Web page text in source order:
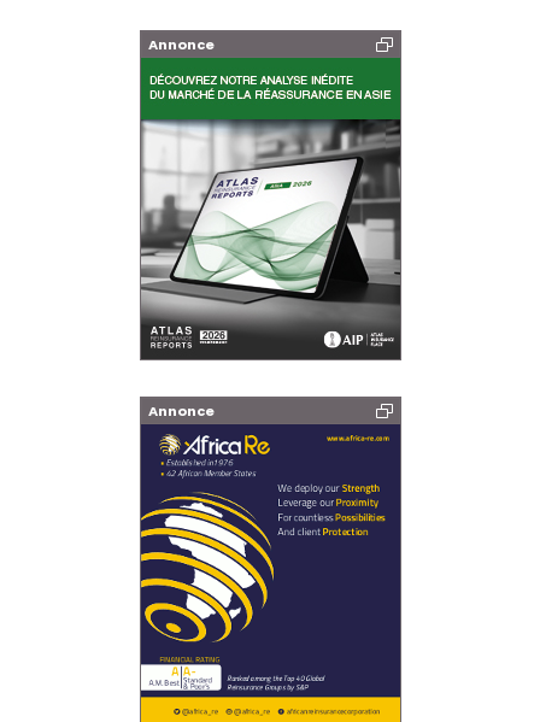
Annonce
Annonce